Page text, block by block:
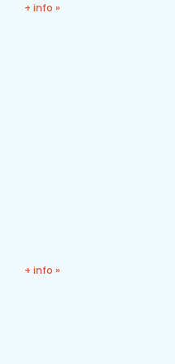
+ info »
+ info »